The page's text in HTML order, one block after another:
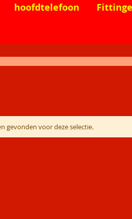
hoofdtelefoon
gevonden voor deze selectie.